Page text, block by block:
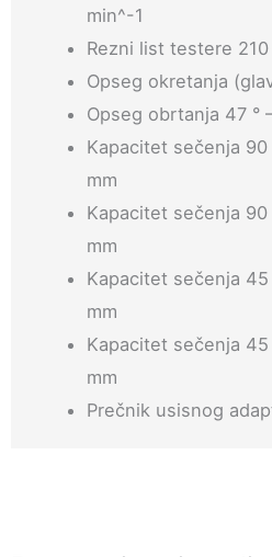
min^-1
Rezni list testere
Opseg okretanja
Opseg obrtanja 47 °
Kapacitet sečenja 90
mm
Kapacitet sečenja 90
mm
Kapacitet sečenja 45
mm
Kapacitet sečenja
mm
Prečnik usisnog